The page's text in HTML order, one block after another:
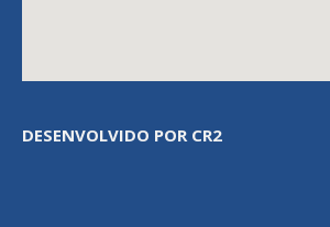
DESENVOLVIDO POR CR2